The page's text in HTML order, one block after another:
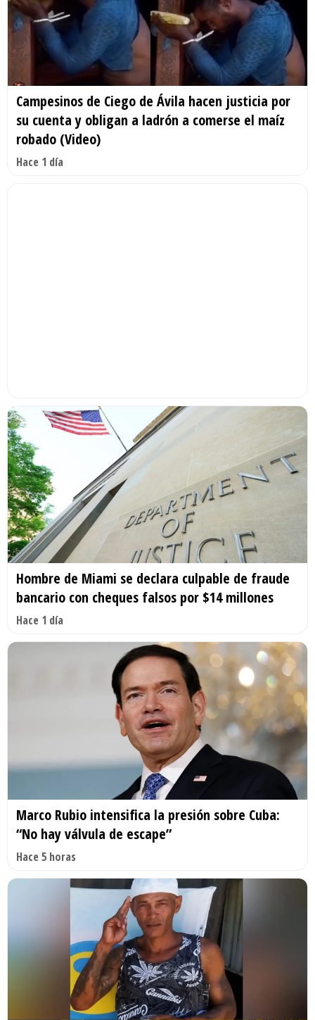
Campesinos de Ciego de Ávila hacen justicia por
su cuenta y obligan a ladrón a comerse el maíz
robado (Video)
Hace 1 día
Hombre de Miami se declara culpable de fraude
bancario con cheques falsos por $14 millones
Hace 1 día
Marco Rubio intensifica la presión sobre Cuba:
“No hay válvula de escape”
Hace 5 horas